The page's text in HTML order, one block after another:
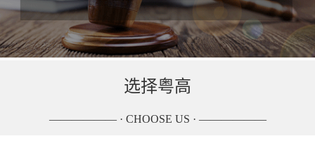
选择粤高
—————— · CHOOSE US · ——————